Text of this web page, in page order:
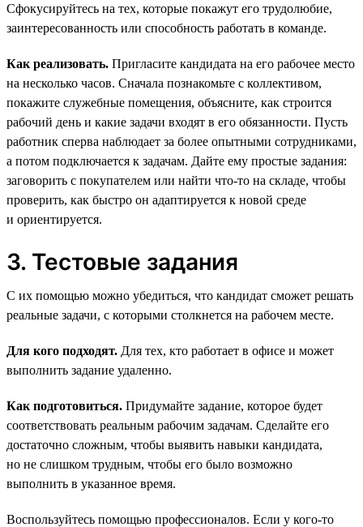
Сфокусируйтесь на тех, которые покажут его трудолюбие,
заинтересованность или способность работать в команде.
Как реализовать. Пригласите кандидата на его рабочее место
на несколько часов. Сначала познакомьте с коллективом,
покажите служебные помещения, объясните, как строится
рабочий день и какие задачи входят в его обязанности. Пусть
работник сперва наблюдает за более опытными сотрудниками,
а потом подключается к задачам. Дайте ему простые задания:
заговорить с покупателем или найти что-то на складе, чтобы
проверить, как быстро он адаптируется к новой среде
и ориентируется.
3. Тестовые задания
С их помощью можно убедиться, что кандидат сможет решать
реальные задачи, с которыми столкнется на рабочем месте.
Для кого подходят. Для тех, кто работает в офисе и может
выполнить задание удаленно.
Как подготовиться. Придумайте задание, которое будет
соответствовать реальным рабочим задачам. Сделайте его
достаточно сложным, чтобы выявить навыки кандидата,
но не слишком трудным, чтобы его было возможно
выполнить в указанное время.
Воспользуйтесь помощью профессионалов. Если у кого-то